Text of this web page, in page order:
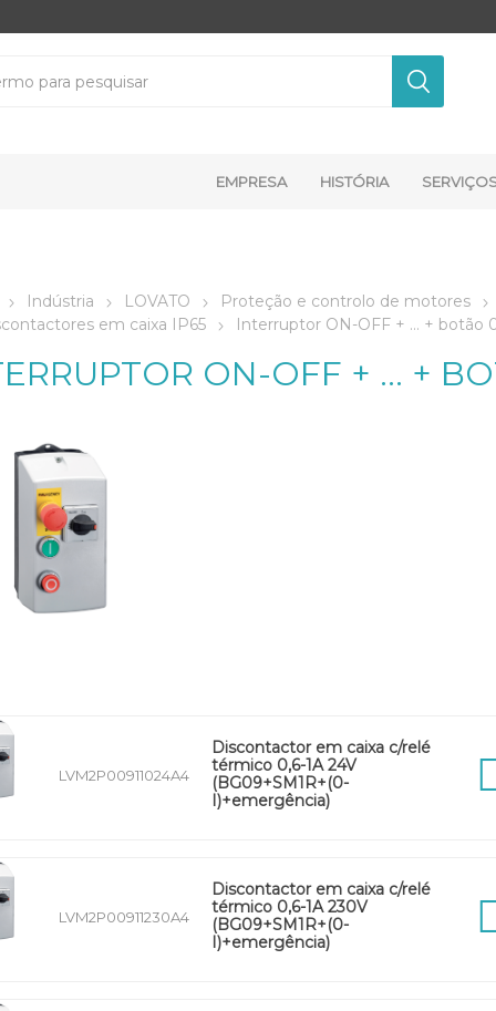
EMPRESA HISTÓRIA
Indústria LOVATO
Proteção e controlo de motores
em caixa IP65
Interruptor ON-OFF + … + botão
ON-OFF + … +
LVM2P00911024A4
Discontactor em caixa c/relé
térmico 0,6-1A 24V
(BG09+SM1R+(0-
I)+emergência)
LVM2P00911230A4
Discontactor em caixa c/relé
térmico 0,6-1A 230V
(BG09+SM1R+(0-
I)+emergência)